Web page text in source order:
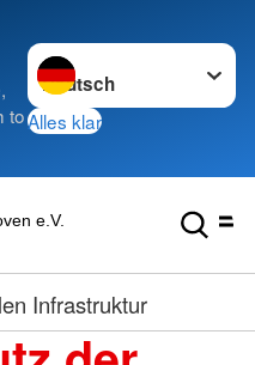
to
Sprache wechseln zu
Alles klar
e.V.
Infrastruktur